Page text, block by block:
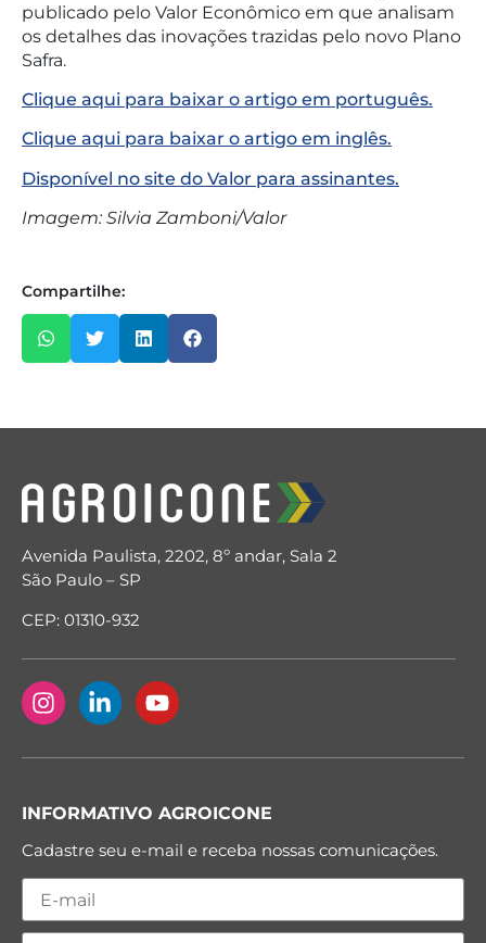
publicado pelo Valor Econômico em que analisam
os detalhes das inovações trazidas pelo novo Plano
Safra.
Clique aqui para baixar o artigo em português.
Clique aqui para baixar o artigo em inglês.
Disponível no site do Valor para assinantes.
Imagem: Silvia Zamboni/Valor
Compartilhe:
Avenida Paulista, 2202, 8º andar, Sala 2
São Paulo – SP
CEP: 01310-932
INFORMATIVO AGROICONE
Cadastre seu e-mail e receba nossas comunicações.